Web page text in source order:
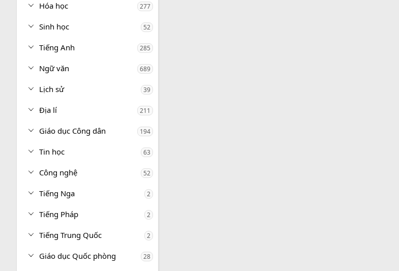
Hóa học 277
Sinh học 52
Tiếng Anh 285
Ngữ văn 689
Lịch sử 39
Địa lí 211
Giáo dục Công dân 194
Tin học 63
Công nghệ 52
Tiếng Nga 2
Tiếng Pháp 2
Tiếng Trung Quốc 2
Giáo dục Quốc phòng 28